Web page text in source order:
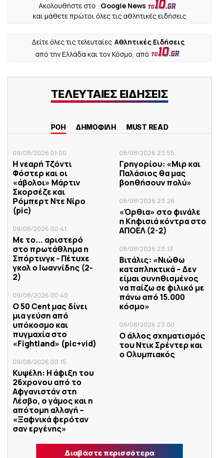
Ακολουθήστε στο
Google News
και μάθετε πρώτοι όλες τις αθλητικές ειδήσεις
Δείτε όλες τις τελευταίες Αθλητικές Ειδήσεις
από την Ελλάδα και τον Κόσμο, από
ΤΕΛΕΥΤΑΙΕΣ ΕΙΔΗΣΕΙΣ
ΡΟΗ ΔΗΜΟΦΙΛΗ MUST READ
09/08/2026 01:00
Η νεαρή Τζόντι
Φόστερ και οι
«άβολοι» Μάρτιν
Σκορσέζε και
Ρόμπερτ Ντε Νίρο
(pic)
09/08/2026 00:41
Με το... αριστερό
στο πρωτάθλημα η
Σπόρτινγκ - Πέτυχε
γκολ ο Ιωαννίδης (2-
2)
09/08/2026 00:40
Ο 50 Cent μας δίνει
μια γεύση από
υπόκοσμο και
πυγμαχία στο
«Fightland» (pic+vid)
09/08/2026 00:15
Κυψέλη: Η άφιξη του
26χρονου από το
Αφγανιστάν στη
Λέσβο, ο γάμος και η
απότομη αλλαγή –
«Ξαφνικά φερόταν
σαν εργένης»
08/08/2026 23:55
Γρηγορίου: «Μιρ και
Παλάσιος θα μας
βοηθήσουν πολύ»
08/08/2026 23:26
«Όρθια» στο φινάλε
η Κηφισιά κόντρα στο
ΑΠΟΕΛ (2-2)
08/08/2026 23:13
Βιτάλις: «Νιώθω
καταπληκτικά – Δεν
είμαι συνηθισμένος
να παίζω σε φιλικό με
πάνω από 15.000
κόσμο»
08/08/2026 23:00
Ο άλλος σχηματισμός
του Ντικ Σρέντερ και
ο Ολυμπιακός
Διαβάστε περισσότερα